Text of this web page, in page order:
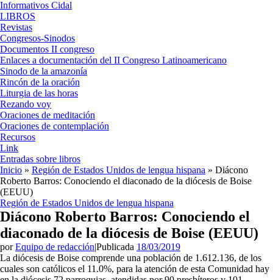
Informativos Cidal
LIBROS
Revistas
Congresos-Sinodos
Documentos II congreso
Enlaces a documentación del II Congreso Latinoamericano
Sinodo de la amazonía
Rincón de la oración
Liturgia de las horas
Rezando voy
Oraciones de meditación
Oraciones de contemplación
Recursos
Link
Entradas sobre libros
Inicio » Región de Estados Unidos de lengua hispana » Diácono
Roberto Barros: Conociendo el diaconado de la diócesis de Boise
(EEUU)
Región de Estados Unidos de lengua hispana
Diácono Roberto Barros: Conociendo el
diaconado de la diócesis de Boise (EEUU)
porEquipo de redacción|Publicada 18/03/2019
La diócesis de Boise comprende una población de 1.612.136, de los
cuales son católicos el 11.0%, para la atención de esta Comunidad hay